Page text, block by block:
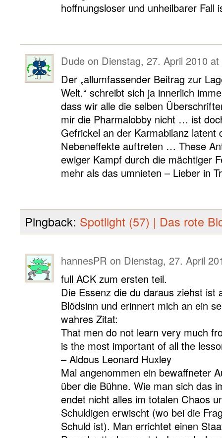
hoffnungsloser und unheilbarer Fall
Dude on Dienstag, 27. April 2010
Der „allumfassender Beitrag zur
Welt.“ schreibt sich ja innerlich
dass wir alle die selben
mir die Pharmalobby nicht … ist
Gefrickel an der Karmabilanz latent
Nebeneffekte auftreten … These
ewiger Kampf durch die mächtiger
mehr als das umnieten – Lieber in
Pingback: Spotlight (57) | Das rote
hannesPR on Dienstag, 27. April
full ACK zum ersten teil.
Die Essenz die du daraus ziehst ist
Blödsinn und erinnert mich an ein
wahres Zitat:
That men do not learn very much
is the most important of all the
– Aldous Leonard Huxley
Mal angenommen ein bewaffneter
über die Bühne. Wie man sich das
endet nicht alles im totalen Chaos
Schuldigen erwischt (wo bei die
Schuld ist). Man errichtet einen